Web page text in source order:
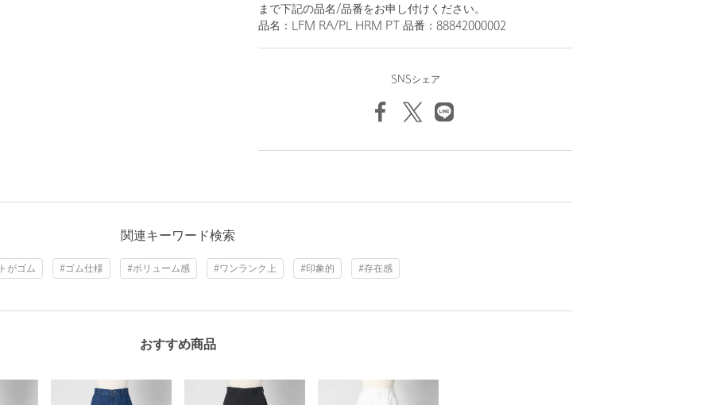
まで下記の品名/品番をお申し付けください。
品名：LFM RA/PL HRM PT 品番：88842000002
SNSシェア
関連キーワード検索
がゴム #ゴム仕様 #ボリューム感 #ワンランク上 #印象的 #存在感
おすすめ商品